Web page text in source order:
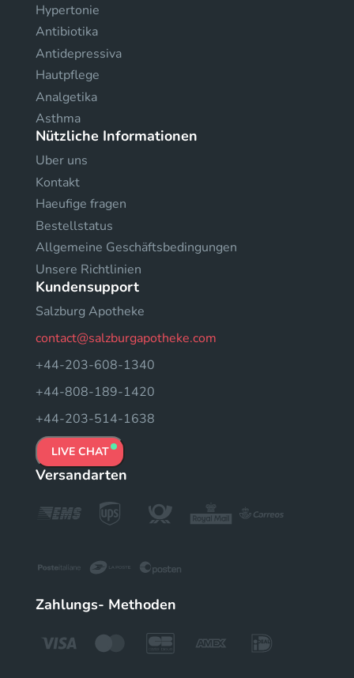
Hypertonie
Antibiotika
Antidepressiva
Hautpflege
Analgetika
Asthma
Nützliche Informationen
Uber uns
Kontakt
Haeufige fragen
Bestellstatus
Allgemeine Geschäftsbedingungen
Unsere Richtlinien
Kundensupport
Salzburg Apotheke
contact@salzburgapotheke.com
+44-203-608-1340
+44-808-189-1420
+44-203-514-1638
LIVE CHAT
Versandarten
Zahlungs- Methoden